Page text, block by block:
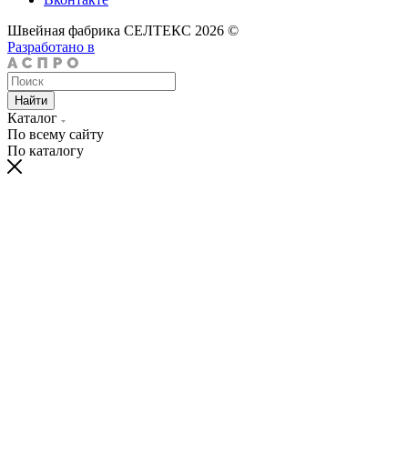
Швейная фабрика СЕЛТЕКС 2026 ©
Разработано в
Найти
Каталог
По всему сайту
По каталогу